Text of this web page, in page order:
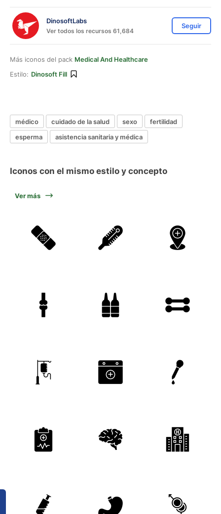
DinosoftLabs
Ver todos los recursos 61,684
Seguir
Más iconos del pack Medical And Healthcare
Estilo: Dinosoft Fill
médico cuidado de la salud sexo
fertilidad
esperma
asistencia sanitaria y médica
Iconos con el mismo estilo y concepto
Ver más